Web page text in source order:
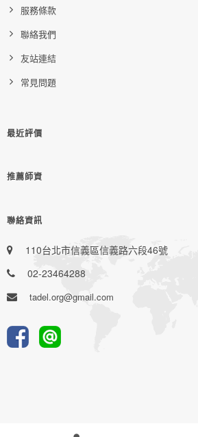
服務條款
聯絡我們
友站連結
常見問題
最近評價
推薦師資
聯絡資訊
110台北市信義區信義路六段46號
02-23464288
tadel.org@gmail.com